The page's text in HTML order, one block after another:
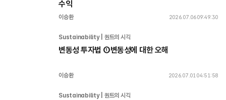
수익
이승환 2026.07.06 09:49:30
Sustainability | 퀀트의 시각
변동성 투자법 ①변동성에 대한 오해
이승환 2026.07.01 04:51:58
Sustainability | 퀀트의 시각